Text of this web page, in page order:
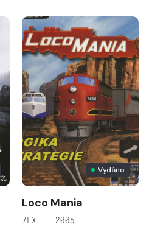
Vydáno
Loco Mania
7FX — 2006